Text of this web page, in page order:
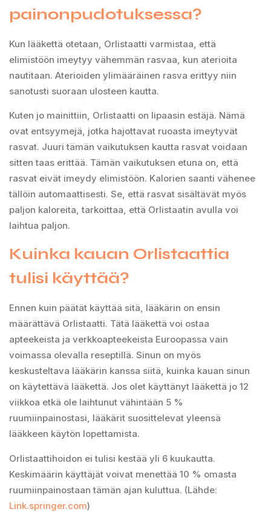
painonpudotuksessa?
Kun lääkettä otetaan, Orlistaatti varmistaa, että
elimistöön imeytyy vähemmän rasvaa, kun aterioita
nautitaan. Aterioiden ylimääräinen rasva erittyy niin
sanotusti suoraan ulosteen kautta.
Kuten jo mainittiin, Orlistaatti on lipaasin estäjä. Nämä
ovat entsyymejä, jotka hajottavat ruoasta imeytyvät
rasvat. Juuri tämän vaikutuksen kautta rasvat voidaan
sitten taas erittää. Tämän vaikutuksen etuna on, että
rasvat eivät imeydy elimistöön. Kalorien saanti vähenee
tällöin automaattisesti. Se, että rasvat sisältävät myös
paljon kaloreita, tarkoittaa, että Orlistaatin avulla voi
laihtua paljon.
Kuinka kauan Orlistaattia
tulisi käyttää?
Ennen kuin päätät käyttää sitä, lääkärin on ensin
määrättävä Orlistaatti. Tätä lääkettä voi ostaa
apteekeista ja verkkoapteekeista Euroopassa vain
voimassa olevalla reseptillä. Sinun on myös
keskusteltava lääkärin kanssa siitä, kuinka kauan sinun
on käytettävä lääkettä. Jos olet käyttänyt lääkettä jo 12
viikkoa etkä ole laihtunut vähintään 5 %
ruumiinpainostasi, lääkärit suosittelevat yleensä
lääkkeen käytön lopettamista.
Orlistaattihoidon ei tulisi kestää yli 6 kuukautta.
Keskimäärin käyttäjät voivat menettää 10 % omasta
ruumiinpainostaan tämän ajan kuluttua. (Lähde:
Link.springer.com)